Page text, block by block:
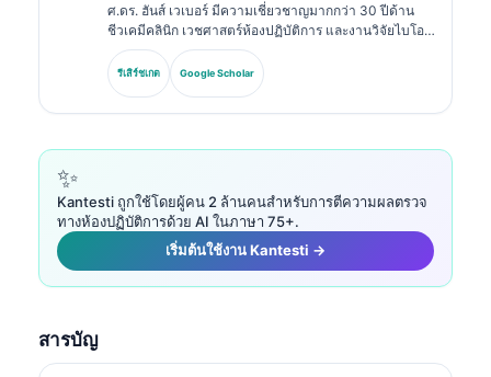
ศ.ดร. ฮันส์ เวเบอร์ มีความเชี่ยวชาญมากกว่า 30 ปีด้าน
ชีวเคมีคลินิก เวชศาสตร์ห้องปฏิบัติการ และงานวิจัยไบโอ
มาร์กเกอร์ อดีตประธานของสมาคมเคมีคลินิกแห่งเยอรมนี
เขาเชี่ยวชาญด้านการวิเคราะห์ชุดตรวจเพื่อการวินิจฉัย
การมาตรฐานของไบโอมาร์กเกอร์ และเวชศาสตร์ห้อง
รีเสิร์ชเกต Google Scholar
✨
Kantesti ถูกใช้โดยผู้คน 2 ล้านคนสำหรับการตีความผลตรวจ
ทางห้องปฏิบัติการด้วย AI ในภาษา 75+.
เริ่มต้นใช้งาน Kantesti →
สารบัญ